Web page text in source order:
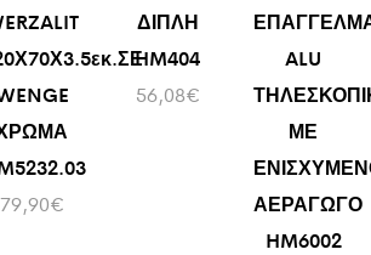
79,90€
ΔΙΠΛΗ
HM404
56,08€
ALU
ΜΕ
ΑΕΡΑΓΩΓΟ
HM6002